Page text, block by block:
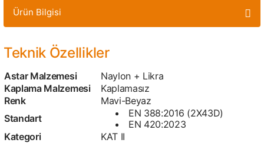
Ürün Bilgisi
Teknik Özellikler
Astar Malzemesi
Naylon + Likra
Kaplama Malzemesi
Kaplamasız
Renk
Mavi-Beyaz
Standart
EN 388:2016 (2X43D)
EN 420:2023
Kategori
KAT II